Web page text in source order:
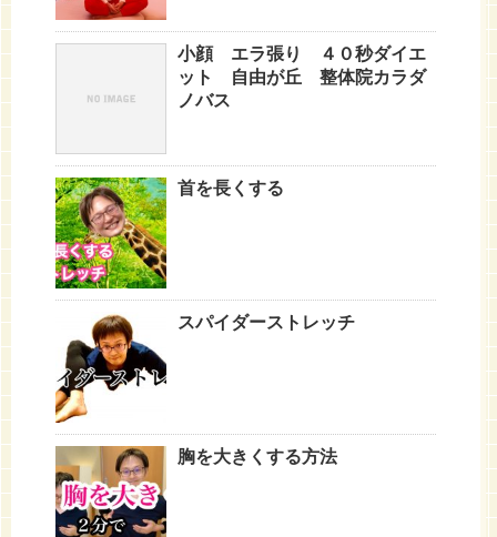
小顔 エラ張り ４０秒ダイエ
ット 自由が丘 整体院カラダ
ノバス
首を長くする
スパイダーストレッチ
胸を大きくする方法